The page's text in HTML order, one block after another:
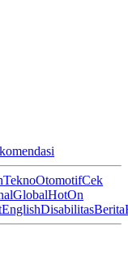
TeknoOtomotifCek
GlobalHotOn
EnglishDisabilitasBerita